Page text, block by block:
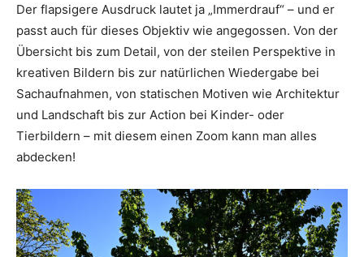
Der flapsigere Ausdruck lautet ja „Immerdrauf“ – und er
passt auch für dieses Objektiv wie angegossen. Von der
Übersicht bis zum Detail, von der steilen Perspektive in
kreativen Bildern bis zur natürlichen Wiedergabe bei
Sachaufnahmen, von statischen Motiven wie Architektur
und Landschaft bis zur Action bei Kinder- oder
Tierbildern – mit diesem einen Zoom kann man alles
abdecken!